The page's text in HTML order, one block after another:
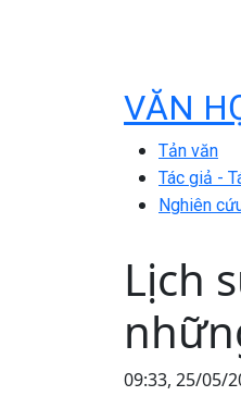
VĂN
Tản văn
Tác giả -
Nghiên
Lịch
09:33, 25/05/